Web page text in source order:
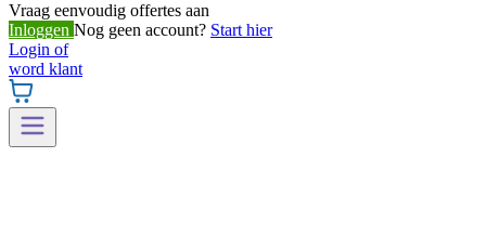
Vraag eenvoudig offertes aan
Inloggen Nog geen account? Start hier
Login of
word klant